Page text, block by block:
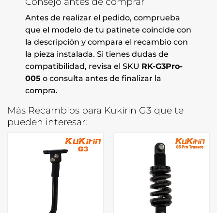
Antes de realizar el pedido, comprueba
que el modelo de tu patinete coincide con
la descripción y compara el recambio con
la pieza instalada. Si tienes dudas de
compatibilidad, revisa el SKU RK-G3Pro-
005 o consulta antes de finalizar la
compra.
Más Recambios para Kukirin G3 que te
pueden interesar: